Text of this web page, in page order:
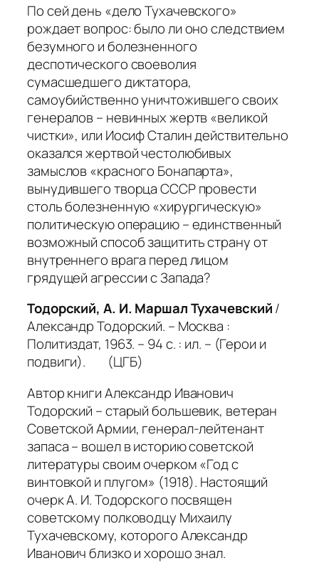
По сей день «дело Тухачевского»
рождает вопрос: было ли оно следствием
безумного и болезненного
деспотического своеволия
сумасшедшего диктатора,
самоубийственно уничтожившего своих
генералов – невинных жертв «великой
чистки», или Иосиф Сталин действительно
оказался жертвой честолюбивых
замыслов «красного Бонапарта»,
вынудившего творца СССР провести
столь болезненную «хирургическую»
политическую операцию – единственный
возможный способ защитить страну от
внутреннего врага перед лицом
грядущей агрессии с Запада?
Тодорский, А. И. Маршал Тухачевский/
Александр Тодорский. – Москва :
Политиздат, 1963. – 94 с. : ил. – (Герои и
подвиги). (ЦГБ)
Автор книги Александр Иванович
Тодорский – старый большевик, ветеран
Советской Армии, генерал-лейтенант
запаса – вошел в историю советской
литературы своим очерком «Год с
винтовкой и плугом» (1918). Настоящий
очерк А. И. Тодорского посвящен
советскому полководцу Михаилу
Тухачевскому, которого Александр
Иванович близко и хорошо знал.